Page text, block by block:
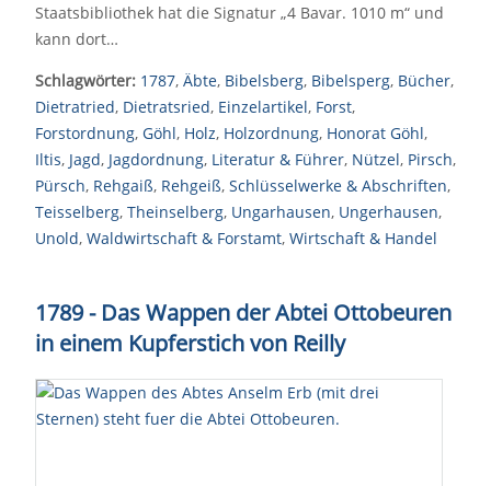
Staatsbibliothek hat die Signatur „4 Bavar. 1010 m“ und
kann dort…
Schlagwörter: 1787, Äbte, Bibelsberg, Bibelsperg, Bücher,
Dietratried, Dietratsried, Einzelartikel, Forst,
Forstordnung, Göhl, Holz, Holzordnung, Honorat Göhl,
Iltis, Jagd, Jagdordnung, Literatur & Führer, Nützel, Pirsch,
Pürsch, Rehgaiß, Rehgeiß, Schlüsselwerke & Abschriften,
Teisselberg, Theinselberg, Ungarhausen, Ungerhausen,
Unold, Waldwirtschaft & Forstamt, Wirtschaft & Handel
1789 - Das Wappen der Abtei Ottobeuren
in einem Kupferstich von Reilly